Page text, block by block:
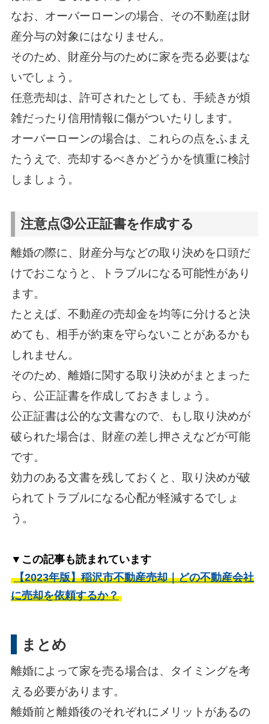
なお、オーバーローンの場合、その不動産は財
産分与の対象にはなりません。
そのため、財産分与のために家を売る必要はな
いでしょう。
任意売却は、許可されたとしても、手続きが煩
雑だったり信用情報に傷がついたりします。
オーバーローンの場合は、これらの点をふまえ
たうえで、売却するべきかどうかを慎重に検討
しましょう。
注意点③公正証書を作成する
離婚の際に、財産分与などの取り決めを口頭だ
けでおこなうと、トラブルになる可能性があり
ます。
たとえば、不動産の売却金を均等に分けると決
めても、相手が約束を守らないことがあるかも
しれません。
そのため、離婚に関する取り決めがまとまった
ら、公正証書を作成しておきましょう。
公正証書は公的な文書なので、もし取り決めが
破られた場合は、財産の差し押さえなどが可能
です。
効力のある文書を残しておくと、取り決めが破
られてトラブルになる心配が軽減するでしょ
う。
▼この記事も読まれています
【2023年版】稲沢市不動産売却｜どの不動産会社
に売却を依頼するか？
まとめ
離婚によって家を売る場合は、タイミングを考
える必要があります。
離婚前と離婚後のそれぞれにメリットがあるの